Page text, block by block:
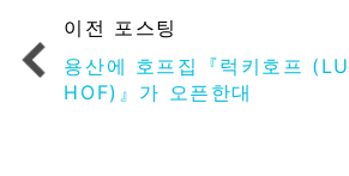
이전 포스팅
용산에 호프집『럭키호프
HOF)』가 오픈한대